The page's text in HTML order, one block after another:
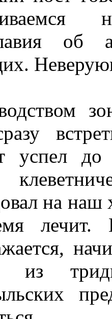
об
успел до
на
лечит.
из